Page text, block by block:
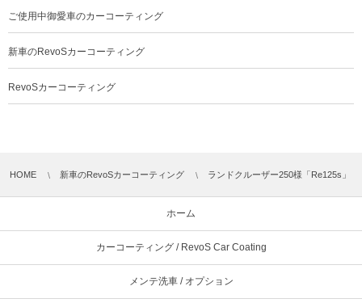
ご使用中御愛車のカーコーティング
新車のRevoSカーコーティング
RevoSカーコーティング
HOME 新車のRevoSカーコーティング ランドクルーザー250様「Re125s」
ホーム
カーコーティング / RevoS Car Coating
メンテ洗車 / オプション